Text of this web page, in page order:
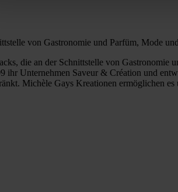
von Gastronomie und Parfüm, Mode
die an der Schnittstelle von
ihr Unternehmen Saveur & Création und
Michèle Gays Kreationen ermöglichen